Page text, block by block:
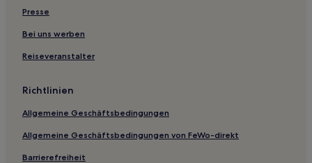
Simpson Bay Hotels
Hotels nahe Guana Bay Beach
Fort William: Hotels
Hotels nahe Little Bay Beach
Cay Bay: Hotels
Presse
Bei uns werben
Reiseveranstalter
Richtlinien
Allgemeine Geschäftsbedingungen
Allgemeine Geschäftsbedingungen von FeWo-direkt
Barrierefreiheit